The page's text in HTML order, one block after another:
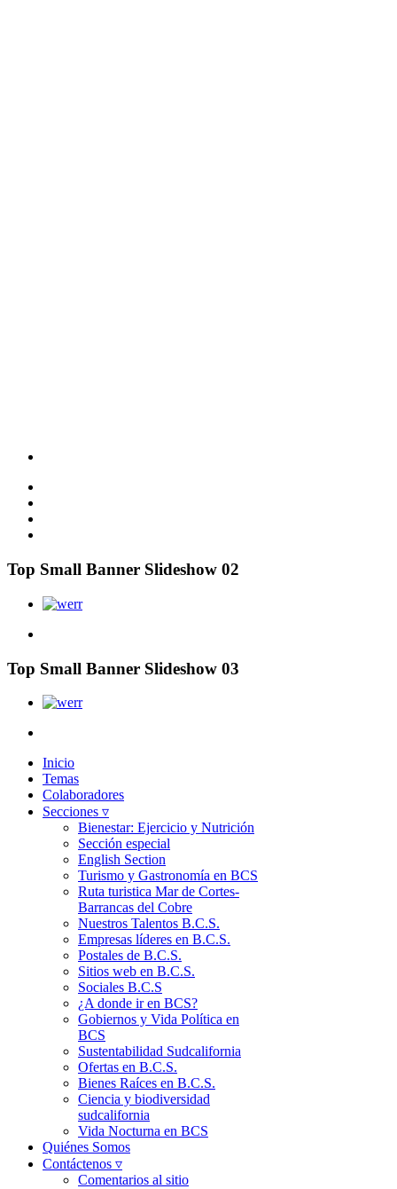
Top Small Banner Slideshow 02
Top Small Banner Slideshow 03
Inicio
Temas
Colaboradores
Secciones ▿
Bienestar: Ejercicio y Nutrición
Sección especial
English Section
Turismo y Gastronomía en BCS
Ruta turistica Mar de Cortes-
Barrancas del Cobre
Nuestros Talentos B.C.S.
Empresas líderes en B.C.S.
Postales de B.C.S.
Sitios web en B.C.S.
Sociales B.C.S
¿A donde ir en BCS?
Gobiernos y Vida Política en
BCS
Sustentabilidad Sudcalifornia
Ofertas en B.C.S.
Bienes Raíces en B.C.S.
Ciencia y biodiversidad
sudcalifornia
Vida Nocturna en BCS
Quiénes Somos
Contáctenos ▿
Comentarios al sitio